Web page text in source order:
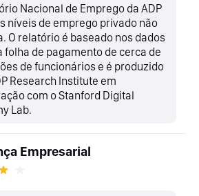
Nacional de Emprego da ADP
níveis de emprego privado não
O relatório é baseado nos dados
folha de pagamento de cerca de
de funcionários e é produzido
Research Institute em
com o Stanford Digital
Lab.
Empresarial